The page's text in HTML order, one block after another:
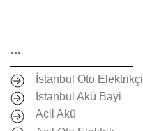
...
İstanbul Oto Elektrikçi
İstanbul Akü Bayi
Acil Akü